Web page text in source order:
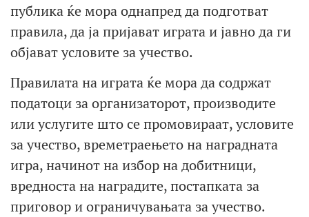
публика ќе мора однапред да подготват
правила, да ја пријават играта и јавно да ги
објават условите за учество.
Правилата на играта ќе мора да содржат
податоци за организаторот, производите
или услугите што се промовираат, условите
за учество, времетраењето на наградната
игра, начинот на избор на добитници,
вредноста на наградите, постапката за
приговор и ограничувањата за учество.